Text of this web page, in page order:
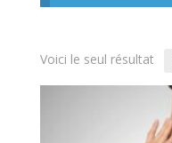
Voici le seul résultat